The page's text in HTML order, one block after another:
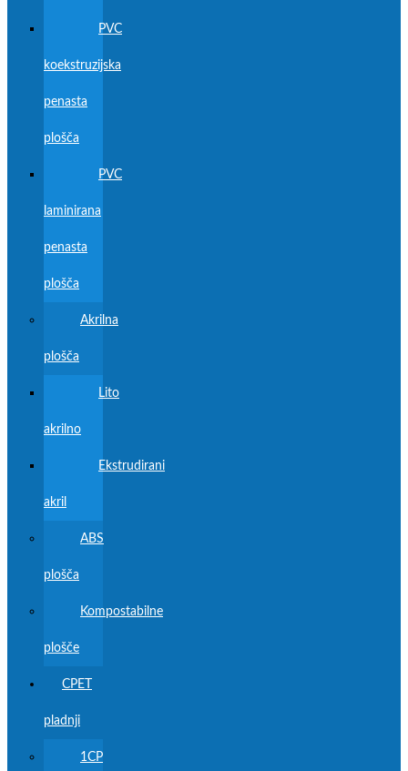
PVC
koekstruzijska
penasta
plošča
PVC
laminirana
penasta
plošča
Akrilna
plošča
Lito
akrilno
Ekstrudirani
akril
ABS
plošča
Kompostabilne
plošče
CPET
pladnji
1CP